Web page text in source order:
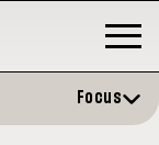
Focus